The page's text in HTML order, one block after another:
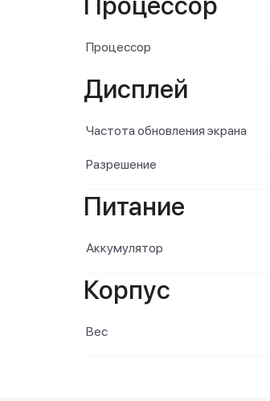
Процессор
Дисплей
Частота обновления экрана
Разрешение
Питание
Аккумулятор
Корпус
Вес